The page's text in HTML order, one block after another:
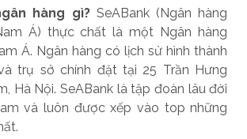
hàng gì? SeABank (Ngân hàng
Á) thực chất là một Ngân hàng
Á. Ngân hàng có lịch sử hình thành
trụ sở chính đặt tại 25 Trần Hưng
Hà Nội. SeABank là tập đoàn lâu đời
và luôn được xếp vào top những